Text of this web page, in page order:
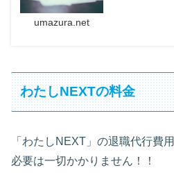
umazura.net
わたしNEXTの料金
「わたしNEXT」の退職代行費
必要は一切かかりません！！